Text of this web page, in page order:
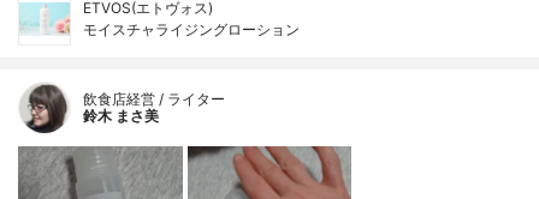
ETVOS(エトヴォス)
モイスチャライジングローション
飲食店経営 / ライター
鈴木 まさ美